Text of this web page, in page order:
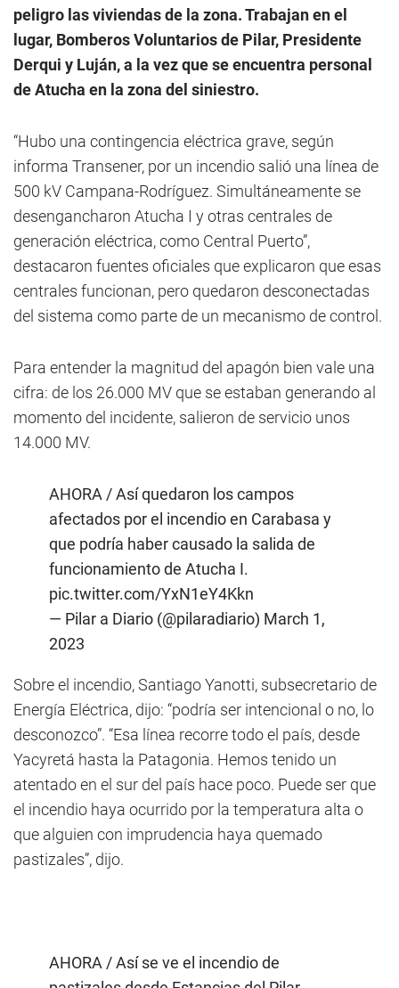
peligro las viviendas de la zona. Trabajan en el
lugar, Bomberos Voluntarios de Pilar, Presidente
Derqui y Luján, a la vez que se encuentra personal
de Atucha en la zona del siniestro.
“Hubo una contingencia eléctrica grave, según
informa Transener, por un incendio salió una línea de
500 kV Campana-Rodríguez. Simultáneamente se
desengancharon Atucha I y otras centrales de
generación eléctrica, como Central Puerto”,
destacaron fuentes oficiales que explicaron que esas
centrales funcionan, pero quedaron desconectadas
del sistema como parte de un mecanismo de control.
Para entender la magnitud del apagón bien vale una
cifra: de los 26.000 MV que se estaban generando al
momento del incidente, salieron de servicio unos
14.000 MV.
AHORA / Así quedaron los campos
afectados por el incendio en Carabasa y
que podría haber causado la salida de
funcionamiento de Atucha I.
pic.twitter.com/YxN1eY4Kkn
— Pilar a Diario (@pilaradiario) March 1,
2023
Sobre el incendio, Santiago Yanotti, subsecretario de
Energía Eléctrica, dijo: “podría ser intencional o no, lo
desconozco”. “Esa línea recorre todo el país, desde
Yacyretá hasta la Patagonia. Hemos tenido un
atentado en el sur del país hace poco. Puede ser que
el incendio haya ocurrido por la temperatura alta o
que alguien con imprudencia haya quemado
pastizales”, dijo.
AHORA / Así se ve el incendio de